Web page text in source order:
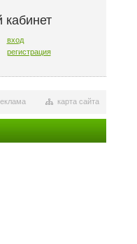
вход
регистрация
карта сайта